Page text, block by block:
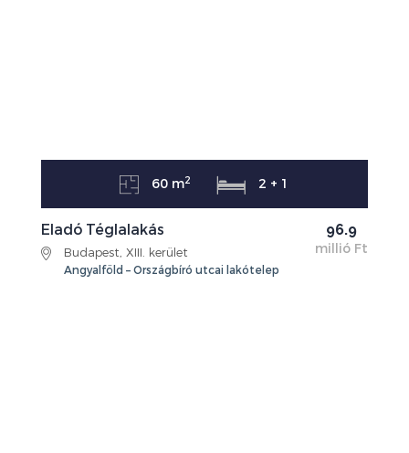
60 m2 2 + 1
96.9
millió Ft
Eladó Téglalakás
Budapest, XIII. kerület
Angyalföld – Országbíró utcai lakótelep